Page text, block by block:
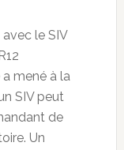
le SIV
mené à la
SIV peut
de
Un